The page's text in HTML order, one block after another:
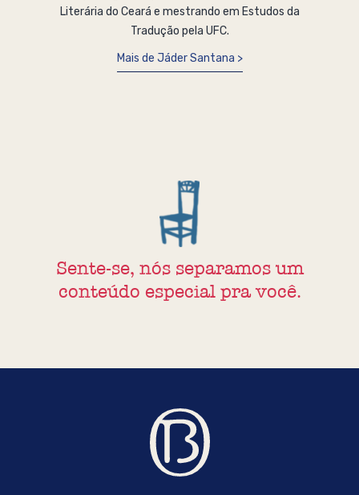
Literária do Ceará e mestrando em Estudos da
Tradução pela UFC.
Mais de Jáder Santana
Sente-se, nós separamos um
conteúdo especial pra você.